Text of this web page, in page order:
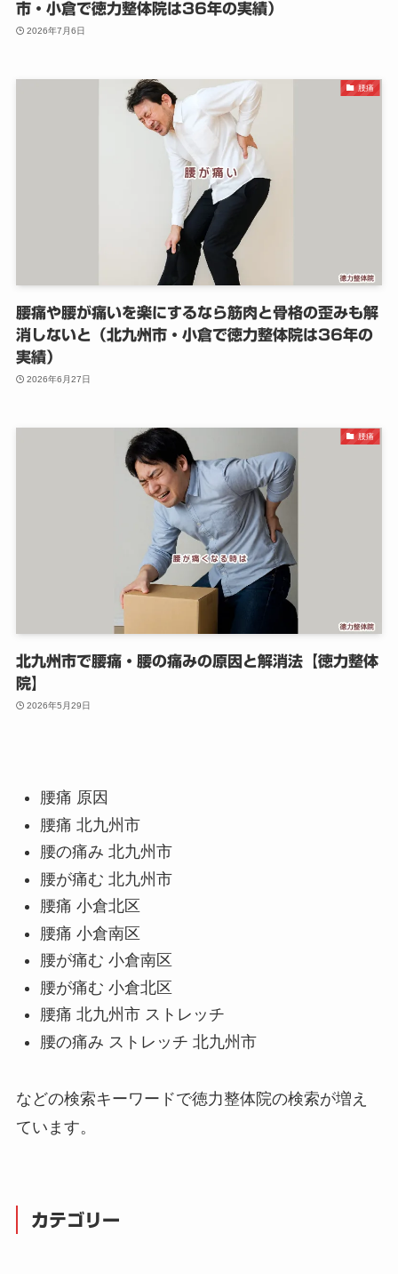
市・小倉で徳力整体院は36年の実績）
2026年7月6日
腰痛
腰痛や腰が痛いを楽にするなら筋肉と骨格の歪みも解
消しないと（北九州市・小倉で徳力整体院は36年の
実績）
2026年6月27日
腰痛
北九州市で腰痛・腰の痛みの原因と解消法【徳力整体
院】
2026年5月29日
腰痛 原因
腰痛 北九州市
腰の痛み 北九州市
腰が痛む 北九州市
腰痛 小倉北区
腰痛 小倉南区
腰が痛む 小倉南区
腰が痛む 小倉北区
腰痛 北九州市 ストレッチ
腰の痛み ストレッチ 北九州市
などの検索キーワードで徳力整体院の検索が増え
ています。
カテゴリー